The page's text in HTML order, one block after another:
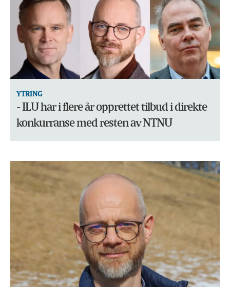
YTRING
- ILU har i flere år opprettet tilbud i direkte
konkurranse med resten av NTNU